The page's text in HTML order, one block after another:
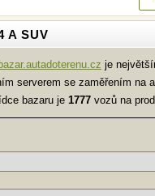
A SUV
bazar.autadoterenu.cz je
serverem se zaměřením na
bazaru je 1777 vozů na